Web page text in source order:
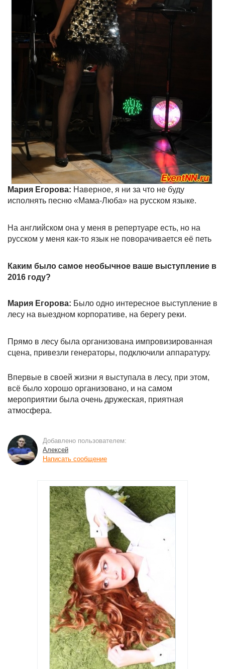
Мария Егорова: Наверное, я ни за что не буду
исполнять песню «Мама-Люба» на русском языке.
На английском она у меня в репертуаре есть, но на
русском у меня как-то язык не поворачивается её петь
Каким было самое необычное ваше выступление в
2016 году?
Мария Егорова: Было одно интересное выступление в
лесу на выездном корпоративе, на берегу реки.
Прямо в лесу была организована импровизированная
сцена, привезли генераторы, подключили аппаратуру.
Впервые в своей жизни я выступала в лесу, при этом,
всё было хорошо организовано, и на самом
мероприятии была очень дружеская, приятная
атмосфера.
Добавлено пользователем:
Алексей
Написать сообщение